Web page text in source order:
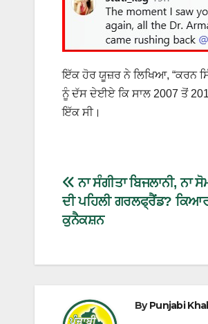
ਇੱਕ ਹੋਰ ਯੂਜ਼ਰ ਨੇ ਲਿਖਿਆ, “ਕਰਨ
ਨੂੰ ਦੱਸ ਦੇਈਏ ਕਿ ਸਾਲ 2007 ਤੋਂ
ਇੱਕ ਸੀ।
ਨਾ ਸੰਗੀਤਾ ਬਿਜਲਾਨੀ,
ਦੀ ਪਹਿਲੀ ਗਰਲਫ੍ਰੈਂਡ?
ਕੁਨੈਕਸ਼ਨ
ByPunjabi